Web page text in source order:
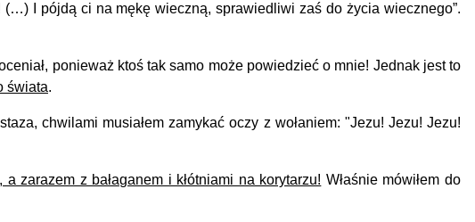
(…) I pójdą ci na mękę wieczną, sprawiedliwi zaś do życia wiecznego”.
ponieważ ktoś tak samo może powiedzieć o mnie! Jednak jest to
świata.
chwilami musiałem zamykać oczy z wołaniem: "Jezu! Jezu! Jezu!
zarazem z bałaganem i kłótniami na korytarzu! Właśnie mówiłem do